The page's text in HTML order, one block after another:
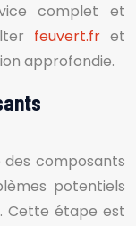
complet et
feuvert.fr et
approfondie.
des composants
potentiels
Cette étape est